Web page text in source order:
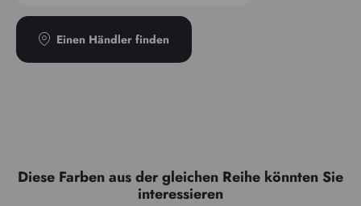
Einen Händler finden
Diese Farben aus der gleichen Reihe könnten Sie
interessieren